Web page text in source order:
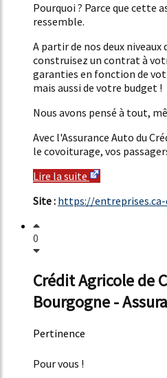
Pourquoi ? Parce que cette
ressemble.
A partir de nos deux niveaux
construisez un contrat à
garanties en fonction de
mais aussi de votre budget !
Nous avons pensé à tout,
Avec l'Assurance Auto du
le covoiturage, vos
Lire la suite
Site : https://
0
Crédit Agricole de
Bourgogne -
Pertinence
Pour vous !